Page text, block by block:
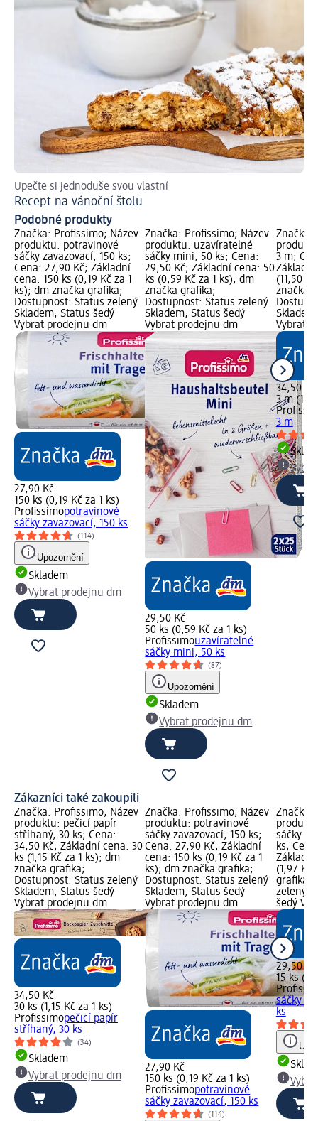
Upečte si jednoduše svou vlastní
Recept na vánoční štolu
Podobné produkty
Značka: Profissimo; Název
produktu: pоtravinové
sáčky zavazovací, 150 ks;
Cena: 27,90 Kč; Základní
cena: 150 ks (0,19 Kč za 1
ks); dm značka grafika;
Dostupnost: Status zelený
Skladem, Status šedý
Vybrat prodejnu dm
27,90 Kč
150 ks (0,19 Kč za 1 ks)
Profissimopоtravinové
sáčky zavazovací, 150 ks
(114)
Upozornění
Skladem
Vybrat prodejnu dm
Značka: Profissimo; Název
produktu: uzavíratelné
sáčky mini, 50 ks; Cena:
29,50 Kč; Základní cena: 50
ks (0,59 Kč za 1 ks); dm
značka grafika;
Dostupnost: Status zelený
Skladem, Status šedý
Vybrat prodejnu dm
29,50 Kč
50 ks (0,59 Kč za 1 ks)
Profissimouzavíratelné
sáčky mini, 50 ks
(87)
Upozornění
Skladem
Vybrat prodejnu dm
Značka:
3 m;
(11,50
značka
Vybrat
34,50 Kč
3 m
3 m
Zákazníci také zakoupili
Značka: Profissimo; Název
produktu: pečicí papír
stříhaný, 30 ks; Cena:
34,50 Kč; Základní cena: 30
ks (1,15 Kč za 1 ks); dm
značka grafika;
Dostupnost: Status zelený
Skladem, Status šedý
Vybrat prodejnu dm
34,50 Kč
30 ks (1,15 Kč za 1 ks)
Profissimopečicí papír
stříhaný, 30 ks
(34)
Skladem
Vybrat prodejnu dm
Značka: Profissimo; Název
produktu: pоtravinové
sáčky zavazovací, 150 ks;
Cena: 27,90 Kč; Základní
cena: 150 ks (0,19 Kč za 1
ks); dm značka grafika;
Dostupnost: Status zelený
Skladem, Status šedý
Vybrat prodejnu dm
27,90 Kč
150 ks (0,19 Kč za 1 ks)
Profissimopоtravinové
sáčky zavazovací, 150 ks
(114)
Značka:
sáčky
ks;
Základní
(1,97 Kč
grafika;
zelený
šedý
29,50 Kč
15 ks
sáčky
ks